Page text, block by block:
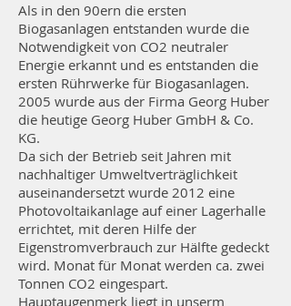
Als in den 90ern die ersten
Biogasanlagen entstanden wurde die
Notwendigkeit von CO2 neutraler
Energie erkannt und es entstanden die
ersten Rührwerke für Biogasanlagen.
2005 wurde aus der Firma Georg Huber
die heutige Georg Huber GmbH & Co.
KG.
Da sich der Betrieb seit Jahren mit
nachhaltiger Umweltverträglichkeit
auseinandersetzt wurde 2012 eine
Photovoltaikanlage auf einer Lagerhalle
errichtet, mit deren Hilfe der
Eigenstromverbrauch zur Hälfte gedeckt
wird. Monat für Monat werden ca. zwei
Tonnen CO2 eingespart.
Hauptaugenmerk liegt in unserm